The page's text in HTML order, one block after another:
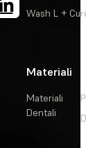
Wash L +
Materiali
Materiali
Dentali